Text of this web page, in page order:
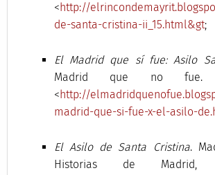
<http://
de-santa-cristina-ii_15.html&gt;
El Madrid que sí fue: Asilo
Madrid que no fue.
<http://
madrid-que-si-fue-x-el-asilo-
El Asilo de Santa Cristina.
Historias de